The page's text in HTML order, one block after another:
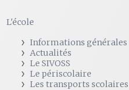
L'école
Informations générales
Actualités
Le SIVOSS
Le périscolaire
Les transports scolaires